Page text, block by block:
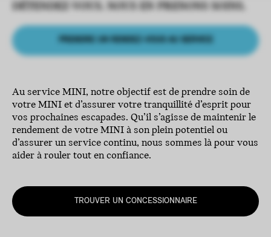
DÉTENDEZ-VOUS. NOUS EN PRENONS SOINS.
PRENDRE UN RENDEZ-VOUS AU SERVICE
Au service MINI, notre objectif est de prendre soin de
votre MINI et d’assurer votre tranquillité d’esprit pour
vos prochaines escapades. Qu’il s’agisse de maintenir le
rendement de votre MINI à son plein potentiel ou
d’assurer un service continu, nous sommes là pour vous
aider à rouler tout en confiance.
TROUVER UN CONCESSIONNAIRE